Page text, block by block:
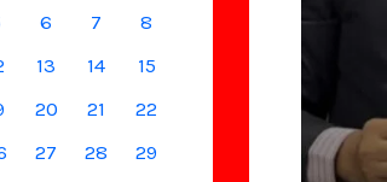
6 7
8
13 14
15
20 21
22
27 28
29